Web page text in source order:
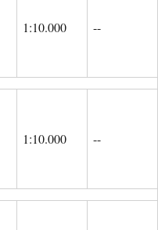
1:10.000 --
1:10.000 --